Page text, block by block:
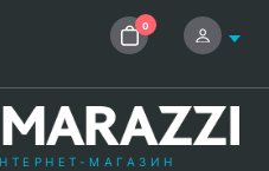
0
МАГАЗИН